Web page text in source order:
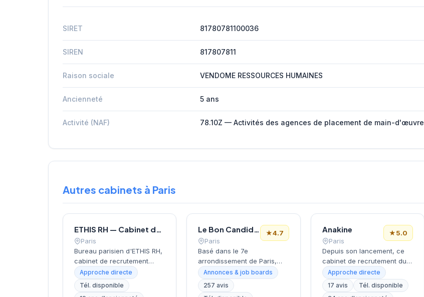
SIRET 81780781100036
SIREN 817807811
Raison sociale VENDOME RESSOURCES HUMAINES
Ancienneté 5 ans
Activité (NAF) 78.10Z — Activités des agences de placement de main-d'œuvre
Autres cabinets à Paris
ETHIS RH — Cabinet de recrutement à Paris
Paris
Bureau parisien d'ETHIS RH,
cabinet de recrutement
fondé en 2007, spécialisé
dans le conseil en
ressources humaines, le
Approche directe
Tél. disponible
Le Bon Candidat
Paris
★4.7
Basé dans le 7e
arrondissement de Paris,
près de la Tour Eiffel et des
Invalides, ce cabinet de
recrutement bénéficie d'une
Annonces & job boards
257 avis
Anakine
Paris
★5.0
Depuis son lancement, ce
cabinet de recrutement du
9e arrondissement
accompagne les entreprises
dans leurs recherches de
Approche directe
17 avis
Tél. disponible